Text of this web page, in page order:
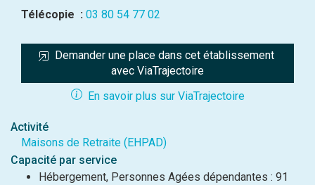
Télécopie : 03 80 54 77 02
Demander une place dans cet établissement
avec ViaTrajectoire
En savoir plus sur ViaTrajectoire
Activité
Maisons de Retraite (EHPAD)
Capacité par service
Hébergement, Personnes Agées dépendantes : 91